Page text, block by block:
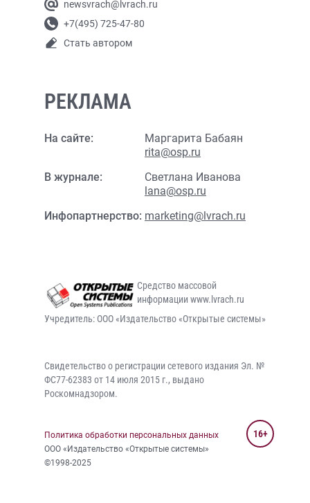
newsvrach@lvrach.ru
+7(495) 725-47-80
Стать автором
РЕКЛАМА
На сайте:
Маргарита Бабаян
rita@osp.ru
В журнале:
Светлана Иванова
lana@osp.ru
Инфопартнерство: marketing@lvrach.ru
Средство массовой
информации www.lvrach.ru
Учредитель: ООО «Издательство «Открытые системы»
Свидетельство о регистрации сетевого издания Эл. №
ФС77-62383 от 14 июля 2015 г., выдано
Роскомнадзором.
Политика обработки персональных данных
ООО «Издательство «Открытые системы»
©1998-2025
16+